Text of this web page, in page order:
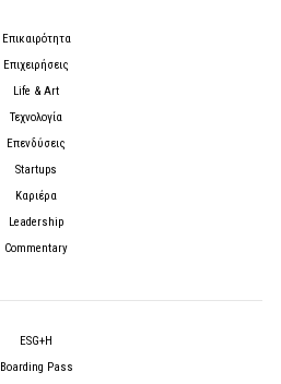
Επικαιρότητα
Επιχειρήσεις
Life & Art
Τεχνολογία
Επενδύσεις
Startups
Καριέρα
Leadership
Commentary
ESG+H
Boarding Pass